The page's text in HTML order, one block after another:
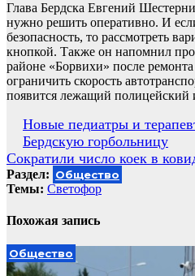
Глава Бердска Евгений
нужно решить оперативно. И
безопасность, то рассмотреть
кнопкой. Также он напомнил
районе «Борвихи» после
ограничить скорость
появится лежащий полицейский
Навигация
по
записям
Новые педиатры и
Бердскую горбольницу
Сократили число коек в
Раздел: Общество
Темы: Светофор
Похожая запись
Общество